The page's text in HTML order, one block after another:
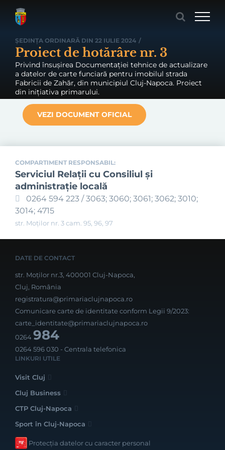
ȘEDINȚA ORDINARĂ DIN 22 IULIE 2024 /
Proiect de hotărâre nr. 3
Privind însușirea Documentației tehnice de actualizare
a datelor de carte funciară pentru imobilul strada
Fabricii de Zahăr, din municipiul Cluj-Napoca. Proiect
din inițiativa primarului.
VEZI DOCUMENT OFICIAL
COMPARTIMENT RESPONSABIL:
Serviciul Relaţii cu Consiliul şi
administraţie locală
0264 594 223 / 3063; 3060; 3061; 3062; 3010;
3014; 4715
str. Moților nr. 3 cam. 95, 96, 97
DATE DE CONTACT
str. Moților nr.3, 400001 Cluj-Napoca,
Cluj, România
registratura@primariaclujnapoca.ro
Comunicare carte de identitate conform Legii 9/2023:
carte_identitate@primariaclujnapoca.ro
0264984
0264 596 030 - Centrala telefonica
LINKURI UTILE
Visit Cluj
Cluj Business
CTP Cluj-Napoca
Sport în Cluj-Napoca
Protecția datelor cu caracter personal